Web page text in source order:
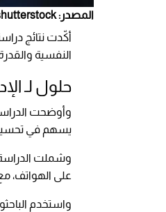
المصدر: shutterstock
أكّدت نتائج
النفسية
حلول لـ
يسهم في تحسين
وشملت الدراسة أكثر من 467 شخصًا بالغًا، بمتوسط عمر يبلغ 32
على الهواتف،
واستخدم